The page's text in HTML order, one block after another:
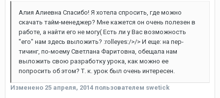
Алия Алиевна Спасибо! Я хотела спросить, где можно
скачать тайм-менеджер? Мне кажется он очень полезен в
работе, а найти его не могу( Есть ли у Вас возможность
"его" нам здесь выложить? :rolleyes:/>/> И еще: на пер-
тичинг, по-моему Светлана Фаритовна, обещала нам
выложить свою разработку урока, как можно ее
попросить об этом? Т. к. урок был очень интересен.
Изменено 25 апреля, 2014 пользователем swetick